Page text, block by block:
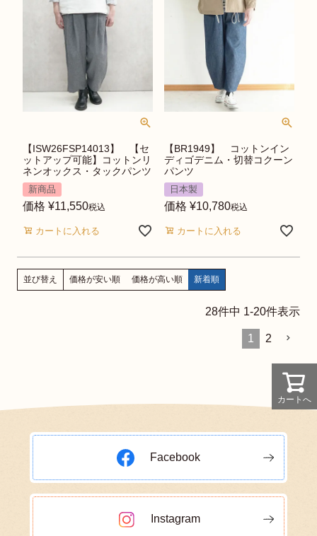
【ISW26FSP14013】 【セ
ットアップ可能】コットンリ
ネンオックス・タックパンツ
新商品
価格 ¥11,550税込
カートに入れる
【BR1949】 コットンイン
ディゴデニム・切替コクーン
パンツ
日本製
価格 ¥10,780税込
カートに入れる
並び替え 価格が安い順 価格が高い順 新着順
28件中 1-20件表示
1 2
カートへ
Facebook
Instagram